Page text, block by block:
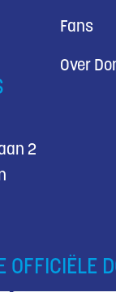
Fans
Over
2
OFFICIËLE